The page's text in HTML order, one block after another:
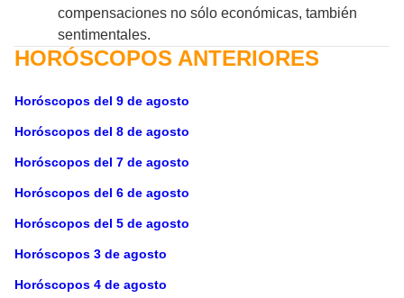
compensaciones no sólo económicas, también
sentimentales.
HORÓSCOPOS ANTERIORES
Horóscopos del 9 de agosto
Horóscopos del 8 de agosto
Horóscopos del 7 de agosto
Horóscopos del 6 de agosto
Horóscopos del 5 de agosto
Horóscopos 3 de agosto
Horóscopos 4 de agosto